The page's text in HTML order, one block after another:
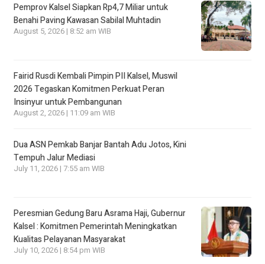
Pemprov Kalsel Siapkan Rp4,7 Miliar untuk
Benahi Paving Kawasan Sabilal Muhtadin
August 5, 2026 | 8:52 am WIB
Fairid Rusdi Kembali Pimpin PII Kalsel, Muswil
2026 Tegaskan Komitmen Perkuat Peran
Insinyur untuk Pembangunan
August 2, 2026 | 11:09 am WIB
Dua ASN Pemkab Banjar Bantah Adu Jotos, Kini
Tempuh Jalur Mediasi
July 11, 2026 | 7:55 am WIB
Peresmian Gedung Baru Asrama Haji, Gubernur
Kalsel : Komitmen Pemerintah Meningkatkan
Kualitas Pelayanan Masyarakat
July 10, 2026 | 8:54 pm WIB